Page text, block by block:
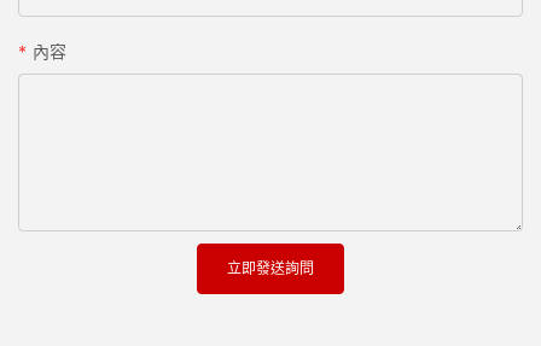
內容
立即發送詢問